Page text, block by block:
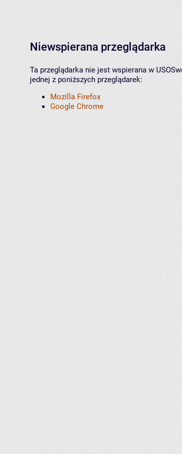
Niewspierana przeglądarka
Ta przeglądarka nie jest wspierana w
jednej z poniższych przeglądarek:
Mozilla Firefox
Google Chrome